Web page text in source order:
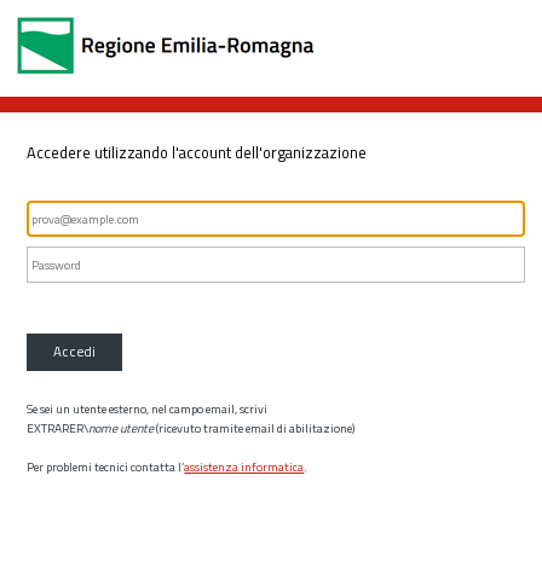
Accedere utilizzando l'account dell'organizzazione
Accedi
Se sei un utente esterno, nel campo email, scrivi
EXTRARER\nome utente(ricevuto tramite email di abilitazione)
Per problemi tecnici contatta l’assistenza informatica.